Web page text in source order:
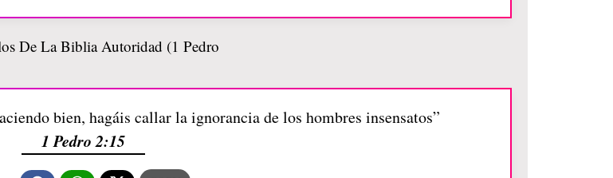
bien, hagáis callar la ignorancia de los hombres insensatos”
1 Pedro 2:15